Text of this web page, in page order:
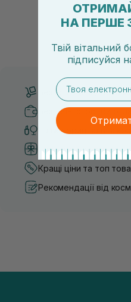
Безкоштовна
Безпечні способи
Тільки оригінальна
Система бонусів та
Кращі ціни та топ
Рекомендації від
НА ПЕРШЕ
Твій вітальний
підписуйся
email